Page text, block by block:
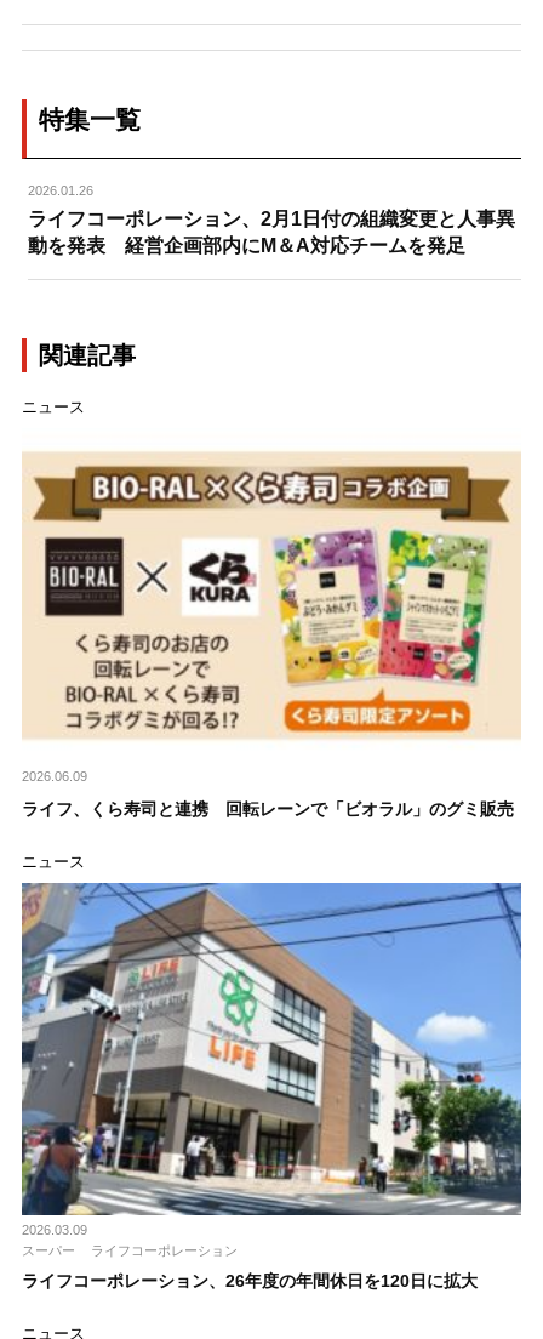
特集一覧
2026.01.26
ライフコーポレーション、2月1日付の組織変更と人事異
動を発表 経営企画部内にM＆A対応チームを発足
関連記事
ニュース
2026.06.09
ライフ、くら寿司と連携 回転レーンで「ビオラル」のグミ販売
ニュース
2026.03.09
スーパー
ライフコーポレーション
ライフコーポレーション、26年度の年間休日を120日に拡大
ニュース